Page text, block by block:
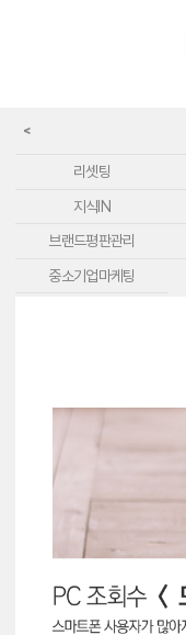
<
리셋팅
지식IN
브랜드평판관리
중소기업마케팅